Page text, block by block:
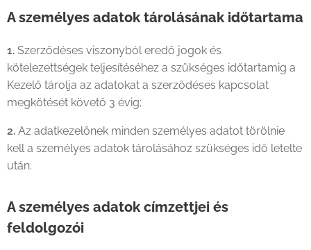
A személyes adatok tárolásának időtartama
1. Szerződéses viszonyból eredő jogok és
kötelezettségek teljesítéséhez a szükséges időtartamig a
Kezelő tárolja az adatokat a szerződéses kapcsolat
megkötését követő 3 évig;
2. Az adatkezelőnek minden személyes adatot törölnie
kell a személyes adatok tárolásához szükséges idő letelte
után.
A személyes adatok címzettjei és
feldolgozói